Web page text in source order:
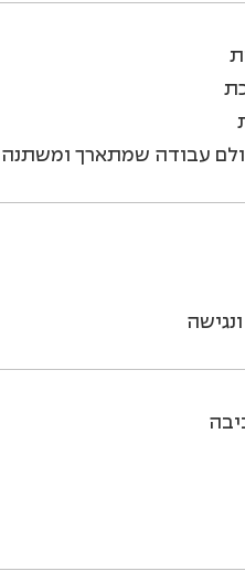
עבודה שמתארך ומשתנה